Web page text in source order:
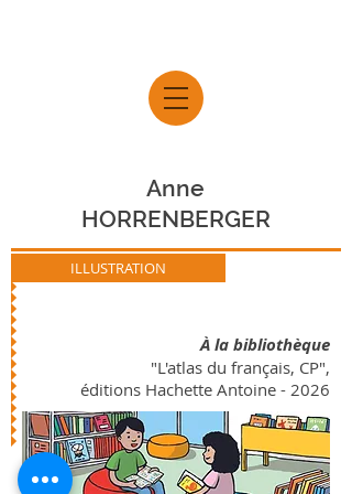
Anne
HORRENBERGER
ILLUSTRATION
À la bibliothèque
"L'atlas du français, CP",
éditions Hachette Antoine - 2026